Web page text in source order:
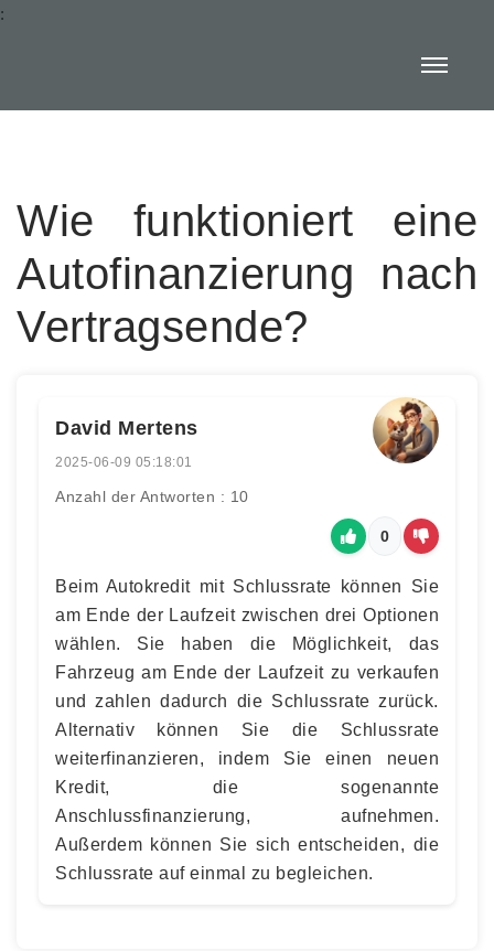
:
Wie funktioniert eine
Autofinanzierung nach
Vertragsende?
David Mertens
2025-06-09 05:18:01
Anzahl der Antworten : 10
0
Beim Autokredit mit Schlussrate können Sie
am Ende der Laufzeit zwischen drei Optionen
wählen. Sie haben die Möglichkeit, das
Fahrzeug am Ende der Laufzeit zu verkaufen
und zahlen dadurch die Schlussrate zurück.
Alternativ können Sie die Schlussrate
weiterfinanzieren, indem Sie einen neuen
Kredit, die sogenannte
Anschlussfinanzierung, aufnehmen.
Außerdem können Sie sich entscheiden, die
Schlussrate auf einmal zu begleichen.